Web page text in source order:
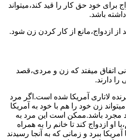
برای خود حق کار را قید کند،میتواند
باشد.
از ازدواج،مانع از کار کردن زن شود.
اتفاق میفتد که زن و مردی،قصد
دارند.
لاتاری آمریکا شده است.اگر مرد
زن خود را هم با خود به آمریکا
مجرد باشد.ممکن است این مرد به
ازدواج کند تا خانم را به همراه
ببرد و زمانی که به آنجا رسیدند